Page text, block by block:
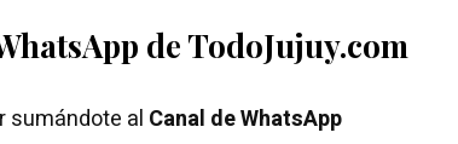
de TodoJujuy.com
sumándote al Canal de WhatsApp